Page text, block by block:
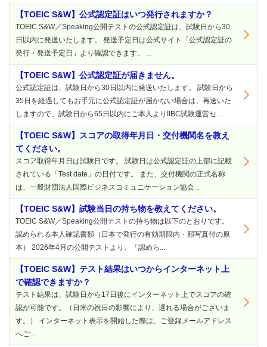
【TOEIC S&W】公式認定証はいつ発行されますか？
TOEIC S&W／Speaking公開テストの公式認定証は、試験日から30
日以内に発送いたします。 発送予定日は公式サイト「公式認定証の
発行・発送予定日」より確認できます。 ...
【TOEIC S&W】公式認定証が届きません。
公式認定証は、試験日から30日以内に発送いたします。 試験日から
35日を経過してもお手元に公式認定証が届かない場合は、再送いた
しますので、試験日から65日以内にご本人よりIIBC試験運営セ...
【TOEIC S&W】スコアの取得年月日・交付機関名を教え
てください。
スコア取得年月日は試験日です。 試験日は公式認定証の上部に記載
されている「Test date」の日付です。 また、交付機関の正式名称
は、一般財団法人国際ビジネスコミュニケーション協会...
【TOEIC S&W】試験当日の持ち物を教えてください。
TOEIC S&W／Speaking公開テストの持ち物は以下のとおりです。
認められる本人確認書類（日本で発行の有効期限内・顔写真付の原
本） 2026年4月の公開テストより、「認めら...
【TOEIC S&W】テスト結果はいつからインターネット上
で確認できますか？
テスト結果は、試験日から17日後にインターネット上でスコアの確
認が可能です。（日米の祝日の影響により、遅れる場合がございま
す。） インターネット表示を開始した際は、ご登録メールアドレス
へご...